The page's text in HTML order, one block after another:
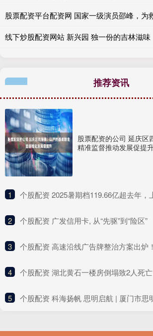
线下炒股配资网站 新兴园 独一份的吉林滋味
推荐资讯
股票配资的公司 延庆区
精准监督推动发展促提
1 个股配资 2025暑期档119.66亿超去年，上海
2 ​个股配资 广发信用卡, 从“先驱”到“险区”
3 个股配资 高速沿线广告牌整治方案出炉！五大
4 个股配资 湖北黄石一楼房倒塌致2人死
5 个股配资 科海扬帆 思明启航 | 厦门市思明区首家校园科学小记者站落地